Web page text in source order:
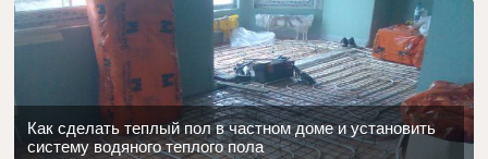
Как сделать теплый пол в частном доме и установить
систему водяного теплого пола